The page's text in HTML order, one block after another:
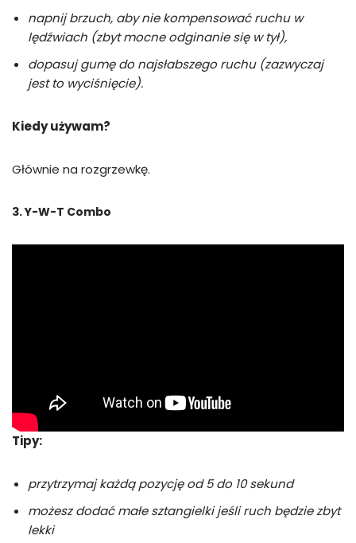
napnij brzuch, aby nie kompensować ruchu w
lędźwiach (zbyt mocne odginanie się w tył),
dopasuj gumę do najsłabszego ruchu (zazwyczaj
jest to wyciśnięcie).
Kiedy używam?
Głównie na rozgrzewkę.
3. Y-W-T Combo
Tipy:
przytrzymaj każdą pozycję od 5 do 10 sekund
możesz dodać małe sztangielki jeśli ruch będzie zbyt
lekki